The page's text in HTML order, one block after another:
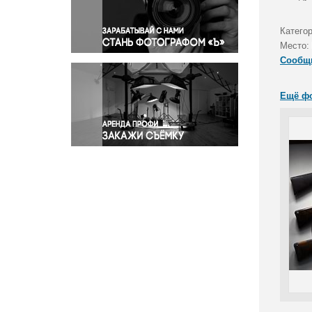
Правосудие
Происшествия и конфликты
Религия
Светская жизнь
Спорт
Экология
Экономика и бизнес
Место:
Ещё